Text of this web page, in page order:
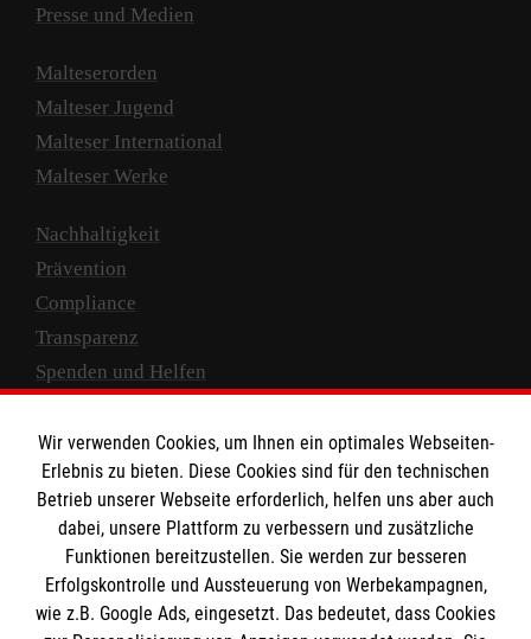
Presse und Medien
Malteserorden
Malteser Jugend
Malteser International
Malteser Werke
Nachhaltigkeit
Prävention
Compliance
Transparenz
Spenden und Helfen
Empfänger: Malteser Hilfsdienst e.V.
IBAN: DE10 3706 0120 1201 2000 12
BIC: GENODED 1PA7
Wir verwenden Cookies, um Ihnen ein optimales Webseiten-
Erlebnis zu bieten. Diese Cookies sind für den technischen
Betrieb unserer Webseite erforderlich, helfen uns aber auch
dabei, unsere Plattform zu verbessern und zusätzliche
Funktionen bereitzustellen. Sie werden zur besseren
Erfolgskontrolle und Aussteuerung von Werbekampagnen,
wie z.B. Google Ads, eingesetzt. Das bedeutet, dass Cookies